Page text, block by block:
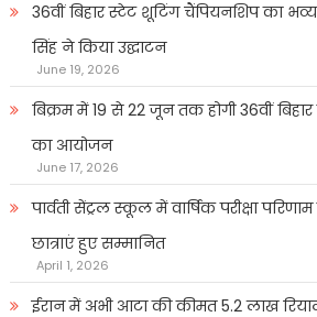
36वीं बिहार स्टेट शूटिंग चैंपियनशिप का
सिंह ने किया उद्घाटन
June 19, 2026
बिक्रम में 19 से 22 जून तक होगी 36वीं
का आयोजन
June 17, 2026
पार्वती सेंट्रल स्कूल में वार्षिक परीक्षा परिणाम
छात्राएं हुए सम्मानित
April 1, 2026
ईरान में अभी आटा की कीमत 5.2 लाख